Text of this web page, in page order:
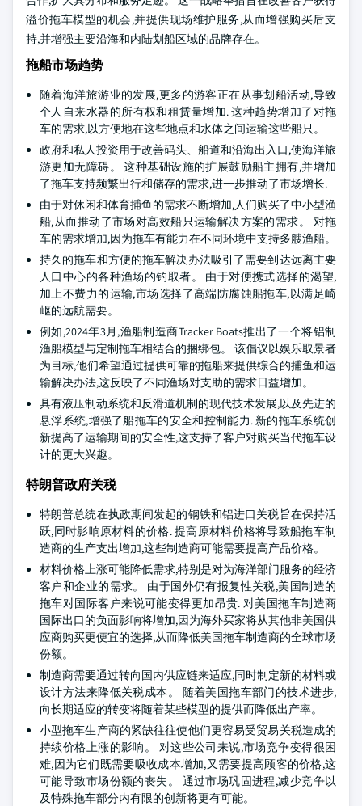
溢价拖车模型的机会,并提供现场维护服务,从而增强购买后支
持,并增强主要沿海和内陆划船区域的品牌存在。
拖船市场趋势
随着海洋旅游业的发展,更多的游客正在从事划船活动,导致
个人自来水器的所有权和租赁量增加. 这种趋势增加了对拖
车的需求,以方便地在这些地点和水体之间运输这些船只。
政府和私人投资用于改善码头、船道和沿海出入口,使海洋旅
游更加无障碍。 这种基础设施的扩展鼓励船主拥有,并增加
了拖车支持频繁出行和储存的需求,进一步推动了市场增长.
由于对休闲和体育捕鱼的需求不断增加,人们购买了中小型渔
船,从而推动了市场对高效船只运输解决方案的需求。 对拖
车的需求增加,因为拖车有能力在不同环境中支持多艘渔船。
持久的拖车和方便的拖车解决办法吸引了需要到达远离主要
人口中心的各种渔场的钓取者。 由于对便携式选择的渴望,
加上不费力的运输,市场选择了高端防腐蚀船拖车,以满足崎
岖的远航需要。
例如,2024年3月,渔船制造商Tracker Boats推出了一个将铝制
渔船模型与定制拖车相结合的捆绑包。 该倡议以娱乐取景者
为目标,他们希望通过提供可靠的拖船来提供综合的捕鱼和运
输解决办法,这反映了不同渔场对支助的需求日益增加。
具有液压制动系统和反滑道机制的现代技术发展,以及先进的
悬浮系统,增强了船拖车的安全和控制能力. 新的拖车系统创
新提高了运输期间的安全性,这支持了客户对购买当代拖车设
计的更大兴趣。
特朗普政府关税
特朗普总统在执政期间发起的钢铁和铝进口关税旨在保持活
跃,同时影响原材料的价格. 提高原材料价格将导致船拖车制
造商的生产支出增加,这些制造商可能需要提高产品价格。
材料价格上涨可能降低需求,特别是对为海洋部门服务的经济
客户和企业的需求。 由于国外仍有报复性关税,美国制造的
拖车对国际客户来说可能变得更加昂贵. 对美国拖车制造商
国际出口的负面影响将增加,因为海外买家将从其他非美国供
应商购买更便宜的选择,从而降低美国拖车制造商的全球市场
份额。
制造商需要通过转向国内供应链来适应,同时制定新的材料或
设计方法来降低关税成本。 随着美国拖车部门的技术进步,
向长期适应的转变将随着某些模型的提供而降低出产率。
小型拖车生产商的紧缺往往使他们更容易受贸易关税造成的
持续价格上涨的影响。 对这些公司来说,市场竞争变得很困
难,因为它们既需要吸收成本增加,又需要提高顾客的价格,这
可能导致市场份额的丧失。 通过市场巩固进程,减少竞争以
及特殊拖车部分内有限的创新将更有可能。